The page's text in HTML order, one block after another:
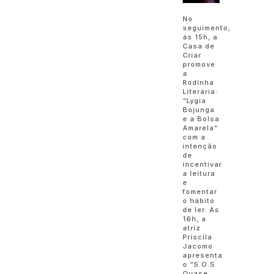
No
seguimento,
às 15h, a
Casa de
Criar
promove
a
Rodinha
Literária:
“Lygia
Bojunga
e a Bolsa
Amarela”
com a
intenção
de
incentivar
a leitura
e
fomentar
o hábito
de ler. Às
16h, a
atriz
Priscila
Jacomo
apresenta
o “S.O.S